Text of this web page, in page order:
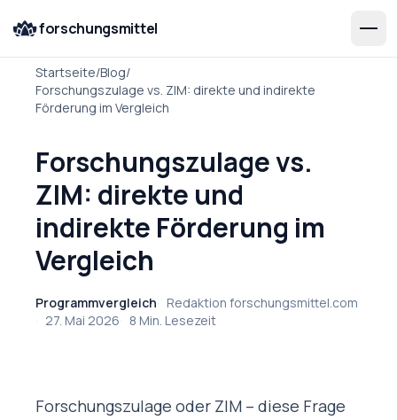
forschungsmittel
Startseite/Blog/
Forschungszulage vs. ZIM: direkte und indirekte
Förderung im Vergleich
Forschungszulage vs.
ZIM: direkte und
indirekte Förderung im
Vergleich
Programmvergleich· Redaktion forschungsmittel.com
· 27. Mai 2026· 8 Min. Lesezeit
Forschungszulage oder ZIM – diese Frage